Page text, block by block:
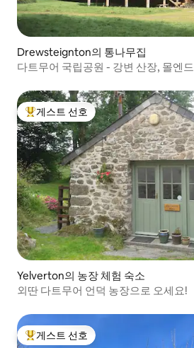
Drewsteignton의 통나무집
다트무어 국립공원 - 강변 산장, 몰엔드
상위 게스트 선호
게스트 선호
Yelverton의 농장 체험 숙소
외딴 다트무어 언덕 농장으로 오세요!
상위 게스트 선호
게스트 선호